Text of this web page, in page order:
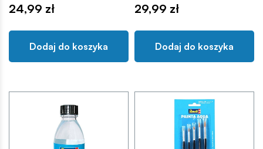
24,99 zł
Dodaj do koszyka
29,99 zł
Dodaj do koszyka